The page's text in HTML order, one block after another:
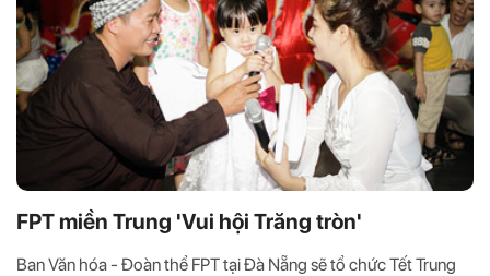
FPT miền Trung 'Vui hội Trăng tròn'
Ban Văn hóa - Đoàn thể FPT tại Đà Nẵng sẽ tổ chức Tết Trung